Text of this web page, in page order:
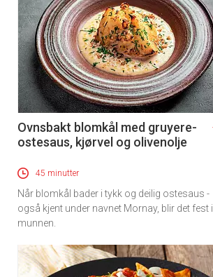
Ovnsbakt blomkål med gruyere-
ostesaus, kjørvel og olivenolje
45 minutter
Når blomkål bader i tykk og deilig ostesaus -
også kjent under navnet Mornay, blir det fest i
munnen.